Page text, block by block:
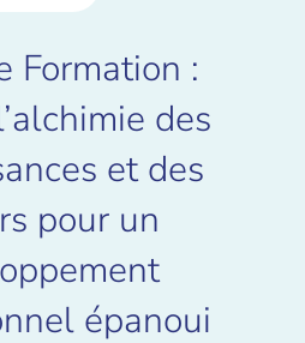
Formation :
des
et des
pour un
épanoui